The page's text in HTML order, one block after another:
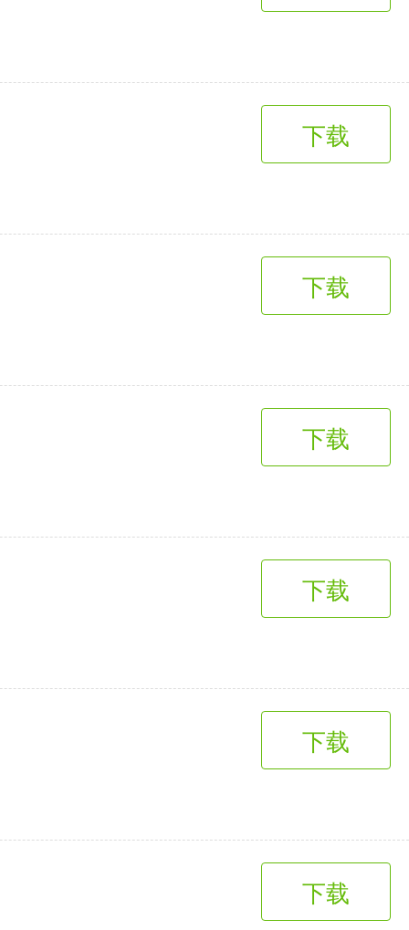
下载
下载
下载
下载
下载
下载